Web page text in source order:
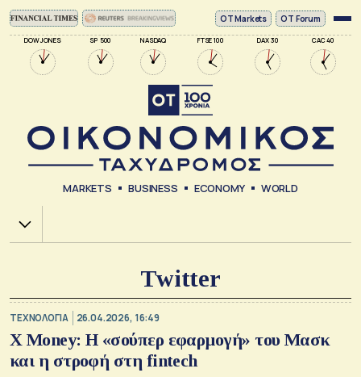
DOW JONES SP 500 NASDAQ FTSE 100 DAX 30 CAC 40
ΟΤ Markets OT Forum
MARKETS BUSINESS ECONOMY WORLD
Χ.Α.
Twitter
ΤΕΧΝΟΛΟΓΙΑ 26.04.2026, 16:49
Χ Money: Η «σούπερ εφαρμογή» του Μασκ
και η στροφή στη fintech